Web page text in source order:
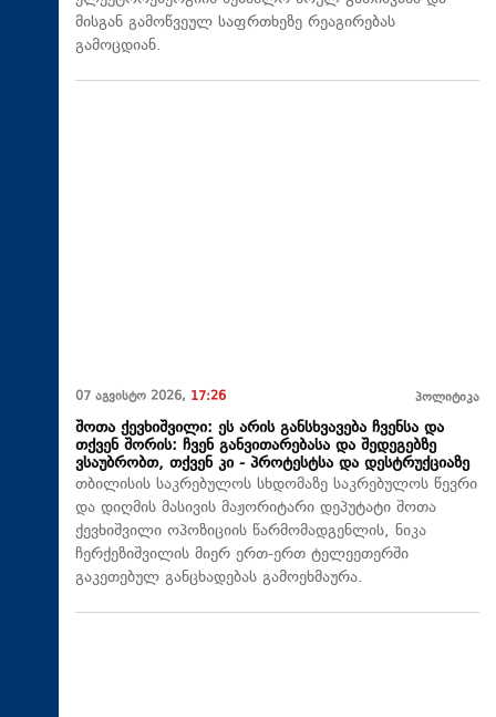
მისგან გამოწვეულ საფრთხეზე რეაგირებას
გამოცდიან.
07 აგვისტო 2026, 17:26 პოლიტიკა
შოთა ქევხიშვილი: ეს არის განსხვავება ჩვენსა და
თქვენ შორის: ჩვენ განვითარებასა და შედეგებზე
ვსაუბრობთ, თქვენ კი - პროტესტსა და დესტრუქციაზე
თბილისის საკრებულოს სხდომაზე საკრებულოს წევრი
და დიღმის მასივის მაჟორიტარი დეპუტატი შოთა
ქევხიშვილი ოპოზიციის წარმომადგენლის, ნიკა
ჩერქეზიშვილის მიერ ერთ-ერთ ტელეეთერში
გაკეთებულ განცხადებას გამოეხმაურა.